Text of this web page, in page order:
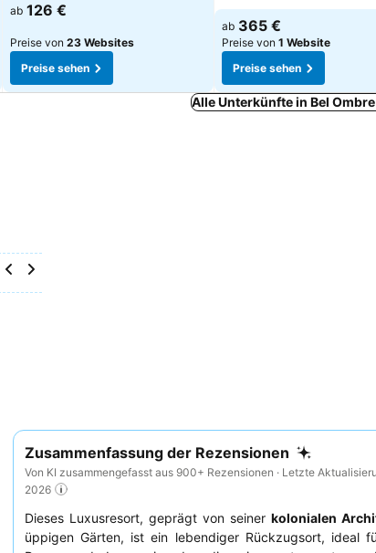
ab 126 €
Preise von 23 Websites
Preise sehen
ab 365 €
Preise von 1 Website
Preise sehen
Alle Unterkünfte in Bel
Zusammenfassung der Rezensionen
Von KI zusammengefasst aus 900+ Rezensionen · Letzte
2026
Dieses Luxusresort, geprägt von seiner kolonialen
üppigen Gärten, ist ein lebendiger Rückzugsort, ideal